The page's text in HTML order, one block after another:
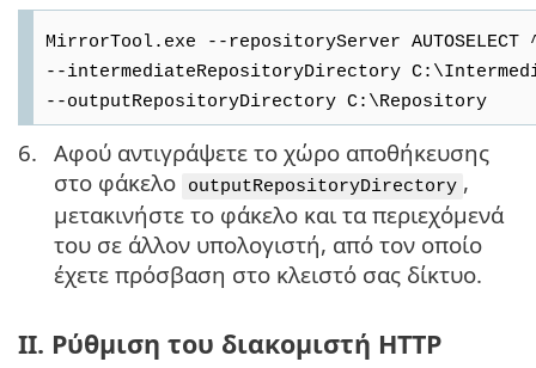
MirrorTool.exe --repositoryServer AUTOSELECT
--intermediateRepositoryDirectory
--outputRepositoryDirectory C:\Repository
6. Αφού αντιγράψετε το χώρο αποθήκευσης
στο φάκελο
outputRepositoryDirectory ,
μετακινήστε το φάκελο και τα περιεχόμενά
του σε άλλον υπολογιστή, από τον οποίο
έχετε πρόσβαση στο κλειστό σας δίκτυο.
II. Ρύθμιση του διακομιστή HTTP